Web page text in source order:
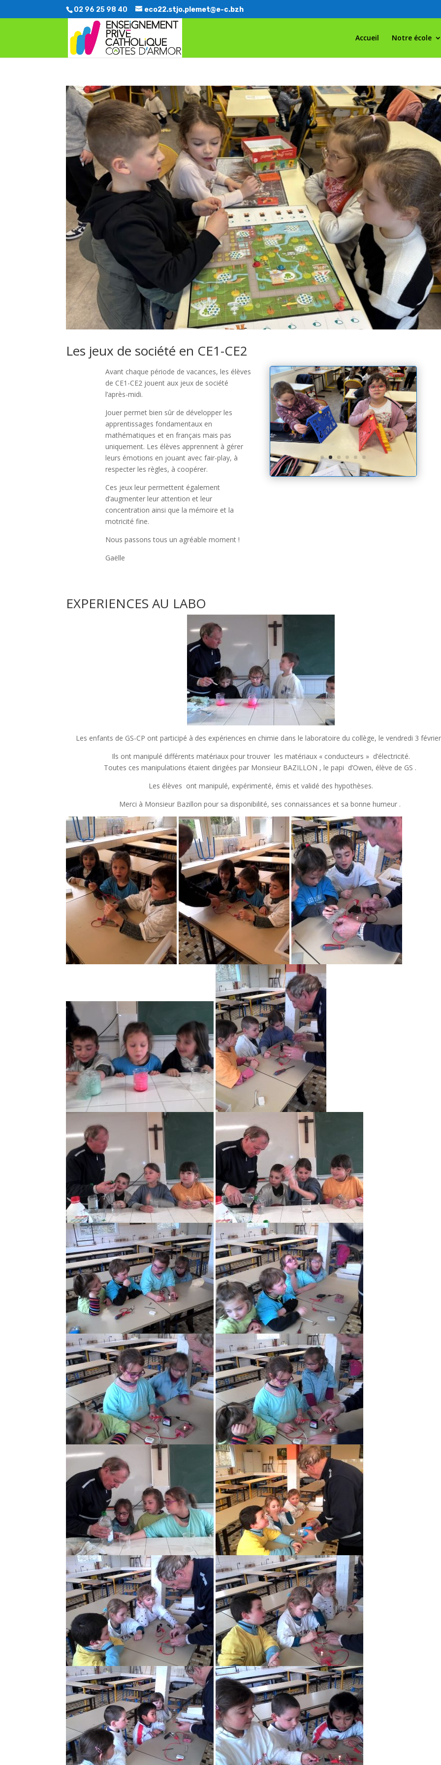
02 96 25 98 40 eco22.stjo.plemet@e-c.bzh
Accueil Notre école
Les jeux de société en CE1-CE2
Avant chaque période de vacances, les élèves
de CE1-CE2 jouent aux jeux de société
l’après-midi.
Jouer permet bien sûr de développer les
apprentissages fondamentaux en
mathématiques et en français mais pas
uniquement. Les élèves apprennent à gérer
leurs émotions en jouant avec fair-play, à
respecter les règles, à coopérer.
Ces jeux leur permettent également
d’augmenter leur attention et leur
concentration ainsi que la mémoire et la
motricité fine.
Nous passons tous un agréable moment !
Gaëlle
EXPERIENCES AU LABO
Les enfants de GS-CP ont participé à des expériences en chimie dans le laboratoire du collège, le vendredi 3
Ils ont manipulé différents matériaux pour trouver les matériaux « conducteurs » d’électricité.
Toutes ces manipulations étaient dirigées par Monsieur BAZILLON , le papi d’Owen, élève de GS .
Les élèves ont manipulé, expérimenté, émis et validé des hypothèses.
Merci à Monsieur Bazillon pour sa disponibilité, ses connaissances et sa bonne humeur .